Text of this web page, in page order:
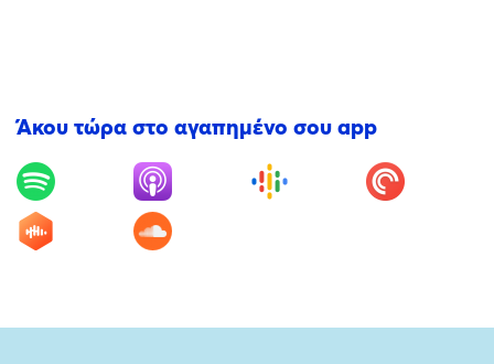
Άκου τώρα στο αγαπημένο σου app